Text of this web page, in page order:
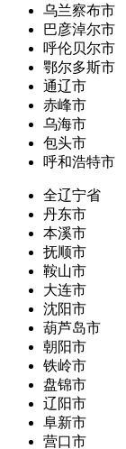
乌兰察布市
巴彦淖尔市
呼伦贝尔市
鄂尔多斯市
通辽市
赤峰市
乌海市
包头市
呼和浩特市
全辽宁省
丹东市
本溪市
抚顺市
鞍山市
大连市
沈阳市
葫芦岛市
朝阳市
铁岭市
盘锦市
辽阳市
阜新市
营口市